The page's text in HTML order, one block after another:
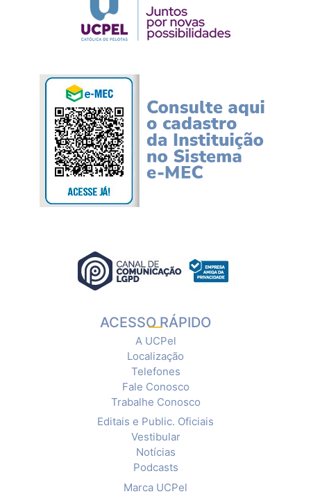
ACESSO RÁPIDO
A UCPel
Localização
Telefones
Fale Conosco
Trabalhe Conosco
Editais e Public. Oficiais
Vestibular
Notícias
Podcasts
Marca UCPel